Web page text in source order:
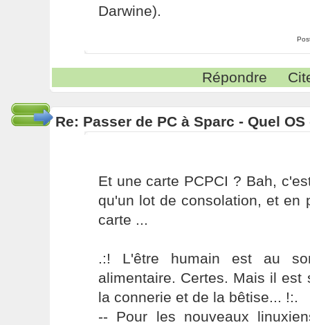
Darwine).
Répondre
Re: Passer de PC à Sparc - Quel
Et une carte PCPCI ? Bah,
qu'un lot de consolation, et en
carte ...
.:! L'être humain est au
alimentaire. Certes. Mais il est
la connerie et de la bêtise... !:.
-- Pour les nouveaux